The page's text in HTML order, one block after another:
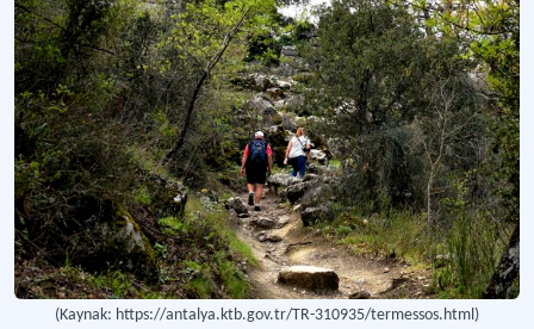
(Kaynak: https://antalya.ktb.gov.tr/TR-310935/termessos.html)